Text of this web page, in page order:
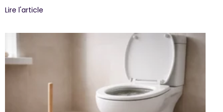
Lire l'article